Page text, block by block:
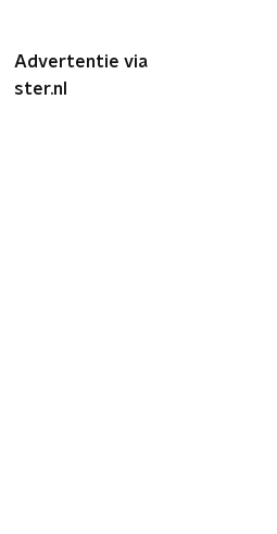
Advertentie via
ster.nl